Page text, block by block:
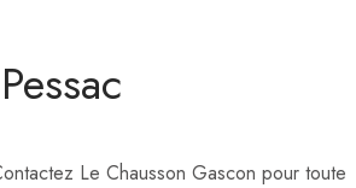
Le Chausson Gascon pour toute